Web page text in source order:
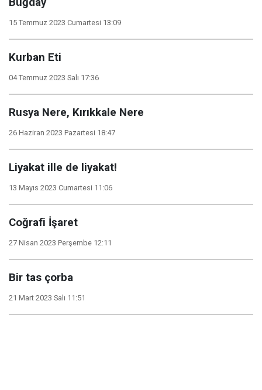
15 Temmuz 2023 Cumartesi 13:09
Kurban Eti
04 Temmuz 2023 Salı 17:36
Rusya Nere, Kırıkkale Nere
26 Haziran 2023 Pazartesi 18:47
Liyakat ille de liyakat!
13 Mayıs 2023 Cumartesi 11:06
Coğrafi İşaret
27 Nisan 2023 Perşembe 12:11
Bir tas çorba
21 Mart 2023 Salı 11:51